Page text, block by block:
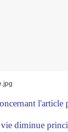
l'article
diminue